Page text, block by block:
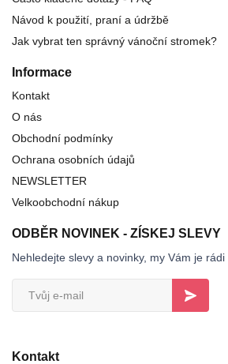
Návod k použití, praní a údržbě
Jak vybrat ten správný vánoční stromek?
Informace
Kontakt
O nás
Obchodní podmínky
Ochrana osobních údajů
NEWSLETTER
Velkoobchodní nákup
ODBĚR NOVINEK - ZÍSKEJ SLEVY
Nehledejte slevy a novinky, my Vám je rádi
Kontakt